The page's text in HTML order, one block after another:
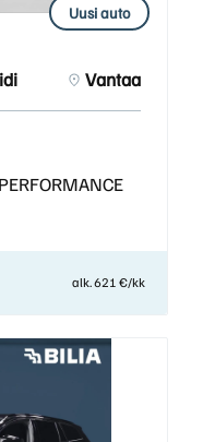
Uusi auto
Vantaa
alk. 621 €/kk